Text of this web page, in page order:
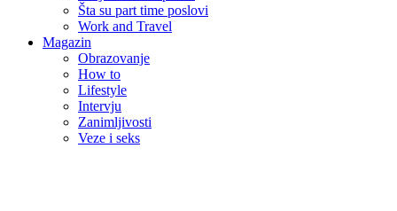
Šta su part time poslovi
Work and Travel
Magazin
Obrazovanje
How to
Lifestyle
Intervju
Zanimljivosti
Veze i seks